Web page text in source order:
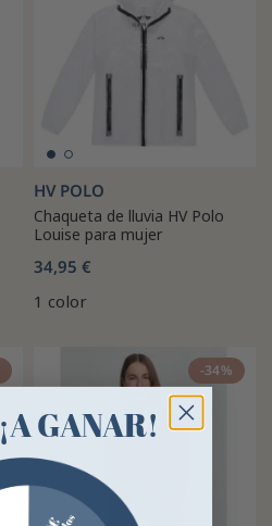
HV POLO
Chaqueta de lluvia HV Polo
Louise para mujer
34,95 €
1 color
-34%
¡A GANAR!